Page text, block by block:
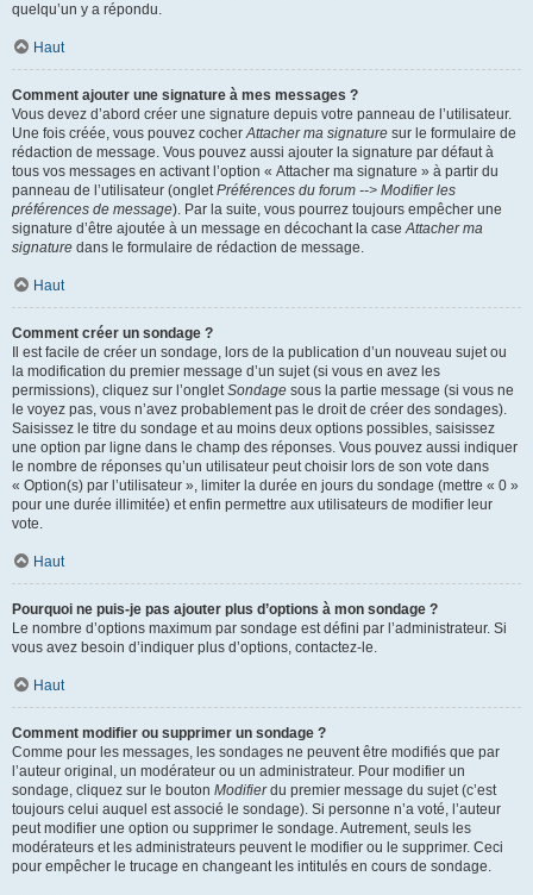
quelqu’un y a répondu.
Haut
Comment ajouter une signature à mes messages ?
Vous devez d’abord créer une signature depuis votre panneau de l’utilisateur.
Une fois créée, vous pouvez cocherAttacher ma signature sur le formulaire de
rédaction de message. Vous pouvez aussi ajouter la signature par défaut à
tous vos messages en activant l’option « Attacher ma signature » à partir du
panneau de l’utilisateur (ongletPréférences du forum --> Modifier les
préférences de message). Par la suite, vous pourrez toujours empêcher une
signature d’être ajoutée à un message en décochant la caseAttacher ma
signature dans le formulaire de rédaction de message.
Haut
Comment créer un sondage ?
Il est facile de créer un sondage, lors de la publication d’un nouveau sujet ou
la modification du premier message d’un sujet (si vous en avez les
permissions), cliquez sur l’ongletSondage sous la partie message (si vous ne
le voyez pas, vous n’avez probablement pas le droit de créer des sondages).
Saisissez le titre du sondage et au moins deux options possibles, saisissez
une option par ligne dans le champ des réponses. Vous pouvez aussi indiquer
le nombre de réponses qu’un utilisateur peut choisir lors de son vote dans
« Option(s) par l’utilisateur », limiter la durée en jours du sondage (mettre « 0 »
pour une durée illimitée) et enfin permettre aux utilisateurs de modifier leur
vote.
Haut
Pourquoi ne puis-je pas ajouter plus d’options à mon sondage ?
Le nombre d’options maximum par sondage est défini par l’administrateur. Si
vous avez besoin d’indiquer plus d’options, contactez-le.
Haut
Comment modifier ou supprimer un sondage ?
Comme pour les messages, les sondages ne peuvent être modifiés que par
l’auteur original, un modérateur ou un administrateur. Pour modifier un
sondage, cliquez sur le bouton Modifierdu premier message du sujet (c’est
toujours celui auquel est associé le sondage). Si personne n’a voté, l’auteur
peut modifier une option ou supprimer le sondage. Autrement, seuls les
modérateurs et les administrateurs peuvent le modifier ou le supprimer. Ceci
pour empêcher le trucage en changeant les intitulés en cours de sondage.